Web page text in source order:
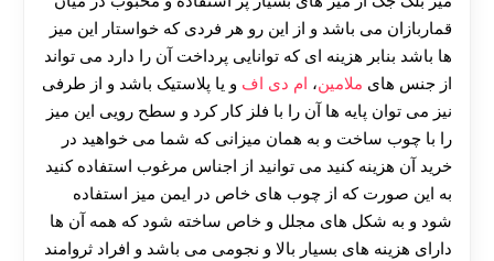
قماربازان می باشد و از این رو هر فردی که خواستار این میز
ها باشد بنابر هزینه ای که توانایی پرداخت آن را دارد می تواند
از جنس های ملامین، ام دی اف و یا پلاستیک باشد و از طرفی
نیز می توان پایه ها آن را با فلز کار کرد و سطح رویی این میز
را با چوب ساخت و به همان میزانی که شما می خواهید در
خرید آن هزینه کنید می توانید از اجناس مرغوب استفاده کنید
به این صورت که از چوب های خاص در ایمن میز استفاده
شود و به شکل های مجلل و خاص ساخته شود که همه آن ها
دارای هزینه های بسیار بالا و نجومی می باشد و افراد ثروامند